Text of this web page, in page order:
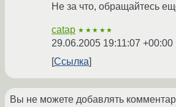
Не за что, обращайтесь
catap ★★★★★
29.06.2005 19:11:07 +00:00
Ссылка
Вы не можете добавлять